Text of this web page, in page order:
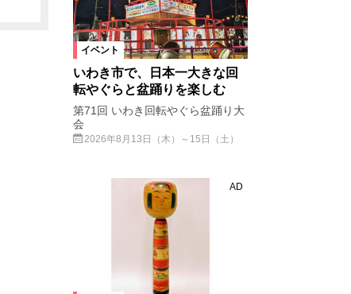
イベント
いわき市で、日本一大きな回
転やぐらと盆踊りを楽しむ
第71回 いわき回転やぐら盆踊り大
会
2026年8月13日（木）～15日（土）
AD